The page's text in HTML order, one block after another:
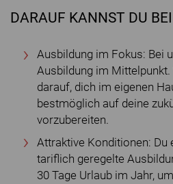
DARAUF KANNST DU
Ausbildung im Fokus: Bei
Ausbildung im
darauf, dich im eigenen
bestmöglich auf deine
vorzubereiten.
Attraktive Konditionen: Du
tariflich geregelte
30 Tage Urlaub im Jahr,